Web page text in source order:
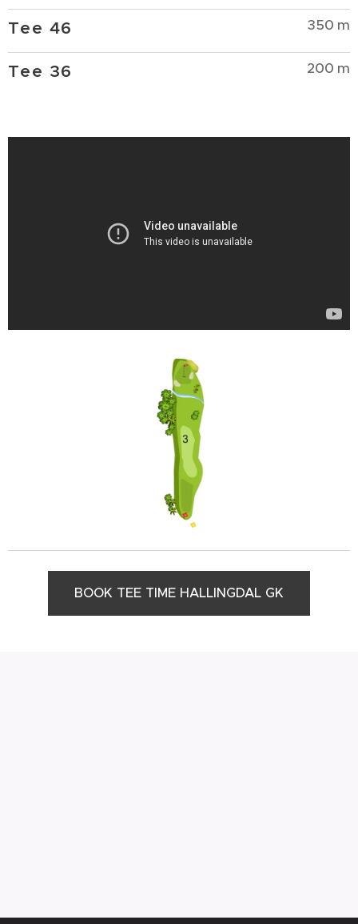
Tee 46 350 m
Tee 36 200 m
BOOK TEE TIME HALLINGDAL GK